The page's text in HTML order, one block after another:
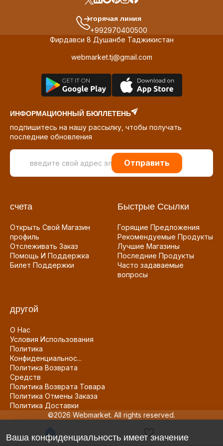
горячая линия
+992970400500
Фирдавси 8 Душанбе Таджикистан
webmarket.tj@gmail.com
ИНФОРМАЦИОННЫЙ БЮЛЛЕТЕНЬ
подпишитесь на нашу рассылку, чтобы получать
последние обновления
Отправить
счета
Открыть Свой Магазин
профиль
Отслеживать Заказ
Помощь И Поддержка
Билет Поддержки
Быстрые Ссылки
Горящие Предложения
Рекомендуемые Продукты
Лучшие Магазины
Последние Продукты
Часто задаваемые
вопросы
другой
О Нас
Условия Использования
Политика
Конфиденциальнос...
Политика Возврата
Средств
Политика Возврата Товара
Политика Отмены Заказа
Политика Доставки
©2026 Webmarket. All rights reserved.
Ваша конфиденциальность имеет значение